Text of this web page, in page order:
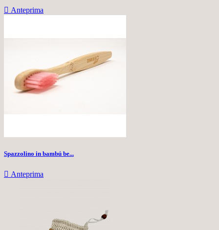
 Anteprima
Spazzolino in bambú be...
 Anteprima